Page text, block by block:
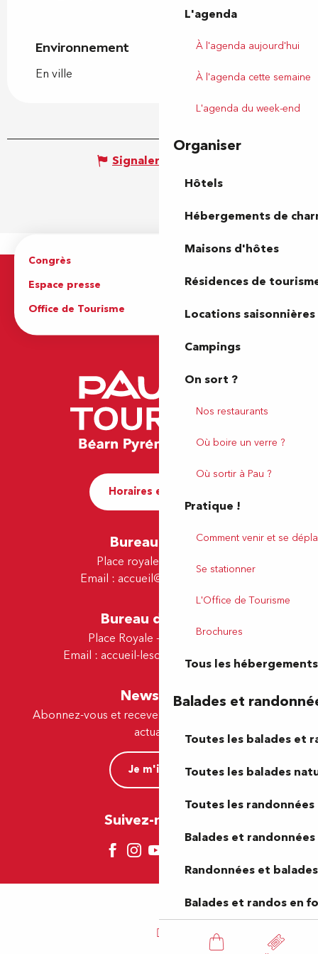
L'agenda
À l'agenda aujourd'hui
À l'agenda cette semaine
L'agenda du week-end
Organiser
Hôtels
Hébergements de
Maisons d'hôtes
Résidences de
Locations saisonnières
Campings
On sort ?
Nos restaurants
Où boire un verre ?
Où sortir à Pau ?
Pratique !
Comment venir et se
Se stationner
L'Office de Tourisme
Brochures
Tous les hébergements
Balades et
Toutes les balades et
Toutes les balades
Toutes les randonnées
Balades et
Randonnées et
Balades et randos en
Environnement
Environnement
En ville
Signaler une erreur
Congrès
Espace presse
Brochures
Office de Tourisme
Horaires et contact
Bureau de Pau
Place royale - 64000 Pau
Email : accueil@tourismepau.fr
Bureau de Lescar
Place Royale - 64230 Lescar
Email : accueil-lescar@tourismepau.fr
Newsletter
Abonnez-vous et recevez par e-mail nos offres et
actualités.
Je m'inscris
Suivez-nous ici !